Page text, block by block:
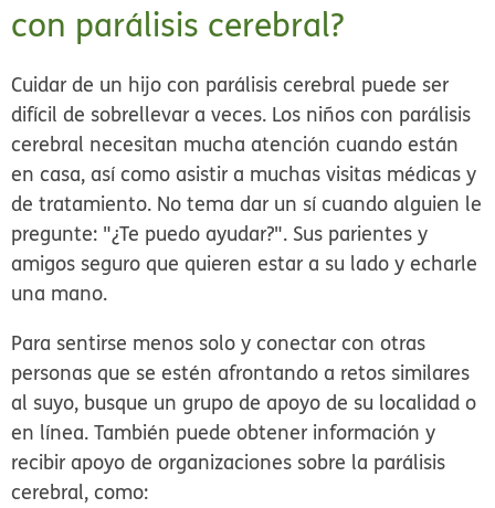
con parálisis cerebral?
Cuidar de un hijo con parálisis cerebral puede ser
difícil de sobrellevar a veces. Los niños con parálisis
cerebral necesitan mucha atención cuando están
en casa, así como asistir a muchas visitas médicas y
de tratamiento. No tema dar un sí cuando alguien le
pregunte: "¿Te puedo ayudar?". Sus parientes y
amigos seguro que quieren estar a su lado y echarle
una mano.
Para sentirse menos solo y conectar con otras
personas que se estén afrontando a retos similares
al suyo, busque un grupo de apoyo de su localidad o
en línea. También puede obtener información y
recibir apoyo de organizaciones sobre la parálisis
cerebral, como: